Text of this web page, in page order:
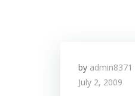
by admin8371
July 2, 2009